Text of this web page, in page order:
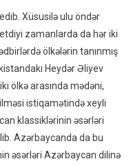
Xüsusilə ulu öndər
zamanlarda da hər iki
ölkələrin tanınmış
Heydər Əliyev
ölkə arasında mədəni,
istiqamətində xeyli
klassiklərinin əsərləri
Azərbaycanda da bu
əsərləri Azərbaycan dilinə